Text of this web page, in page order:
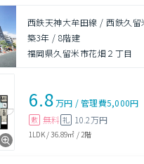
西鉄天神大牟田線 / 西鉄久留
築3年 / 8階建
福岡県久留米市花畑２丁目
6.8万円 /管理費5,000円
敷 無料 礼 10.2万円
1LDK/36.89㎡ / 2階